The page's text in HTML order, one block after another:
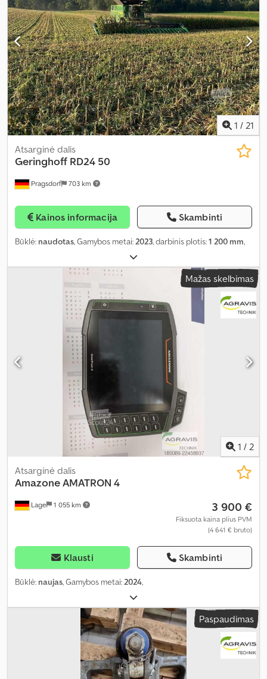
1 / 21
Pragsdorf 703 km
Atsarginė dalis
Geringhoff RD24 50
Kainos informacija Skambinti
Būklė: naudotas, Gamybos metai:2023, darbinis plotis:1 200 mm,
Mažas skelbimas
1 / 2
Lage 1 055 km
Atsarginė dalis
AmazoneAMATRON 4
3 900 €
Fiksuota kaina plius PVM
(4 641 € bruto)
Klausti Skambinti
Būklė: naujas, Gamybos metai:2024,
Paspaudimas